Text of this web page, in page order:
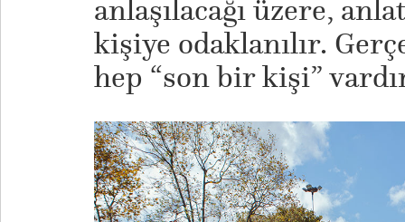
anlaşılacağı üzere,
kişiye odaklanılır.
hep “son bir kişi”